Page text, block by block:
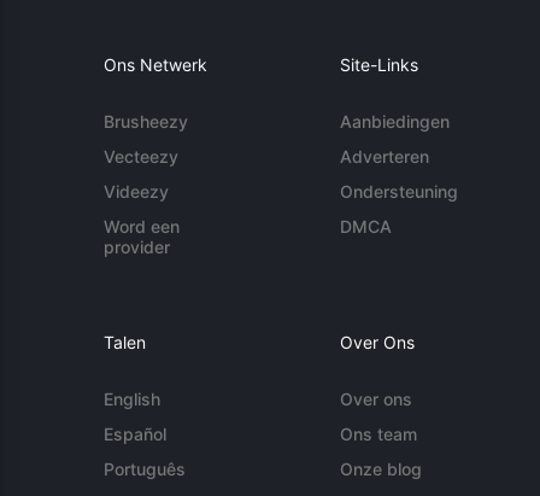
Ons Netwerk
Brusheezy
Vecteezy
Videezy
Word een
provider
Site-Links
Aanbiedingen
Adverteren
Ondersteuning
DMCA
Talen
English
Español
Português
Over Ons
Over ons
Ons team
Onze blog